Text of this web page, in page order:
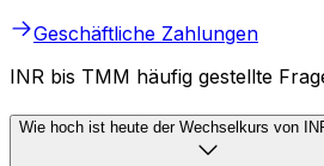
Geschäftliche Zahlungen
INR bis TMM häufig gestellte
Wie hoch ist heute der Wechselkurs von